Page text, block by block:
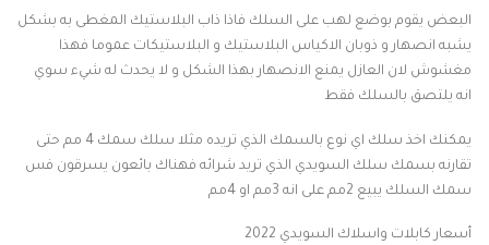
البعض يقوم بوضع لهب على السلك فاذا ذاب البلاستيك المغطى به بشكل
يشبه انصهار و ذوبان الاكياس البلاستيك و البلاستيكات عموما فهذا
مغشوش لان العازل يمنع الانصهار بهذا الشكل و لا يحدث له شيء سوي
انه يلتصق بالسلك فقط
يمكنك اخذ سلك اي نوع بالسمك الذي تريده مثلا سلك سمك 4 مم حتى
تقارنه بسمك سلك السويدي الذي تريد شرائه فهناك بائعون يسرقون فس
سمك السلك يبيع 2مم على انه 3مم او 4مم
أسعار كابلات واسلاك السويدي 2022